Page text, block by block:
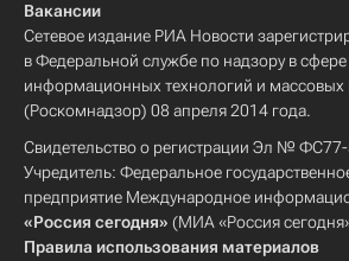
Вакансии
Сетевое издание РИА Новости
в Федеральной службе по надзору в сфере
информационных технологий и
(Роскомнадзор) 08 апреля 2014 года.
Свидетельство о регистрации Эл №
Учредитель: Федеральное
предприятие Международное
«Россия сегодня» (МИА «Россия
Правила использования материалов